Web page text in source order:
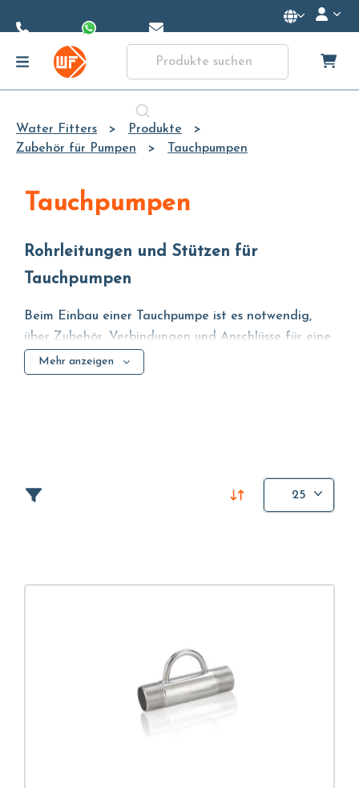
Content
Water Fitters
Produkte
Zubehör für Pumpen
Tauchpumpen
Tauchpumpen
Rohrleitungen und Stützen für
Tauchpumpen
Beim Einbau einer Tauchpumpe ist es notwendig,
über Zubehör, Verbindungen und Anschlüsse für eine
sichere Installation zu verfügen.
Mehr anzeigen
25